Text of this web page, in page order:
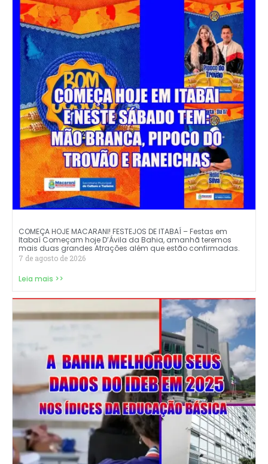
COMEÇA HOJE MACARANI! FESTEJOS DE ITABAÍ – Festas em
Itabaí Começam hoje D’Ávila da Bahia, amanhã teremos
mais duas grandes Atrações além que estão confirmadas.
7 de agosto de 2026
Leia mais >>